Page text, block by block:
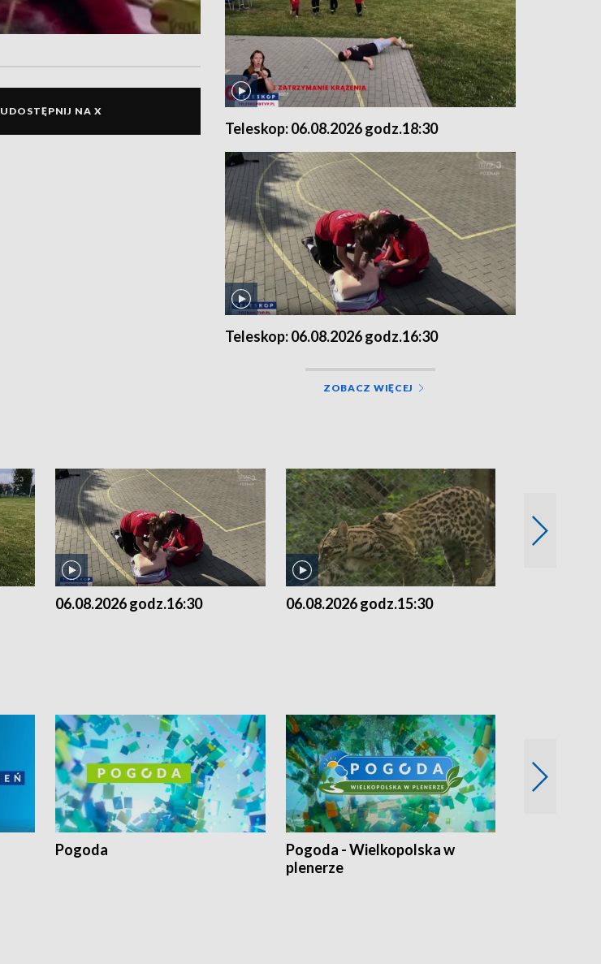
UDOSTĘPNIJ NA X
Teleskop: 06.08.2026 godz.18:30
Teleskop: 06.08.2026 godz.16:30
ZOBACZ WIĘCEJ
06.08.2026 godz.16:30 06.08.2026 godz.15:30
Pogoda
Pogoda - Wielkopolska w
plenerze